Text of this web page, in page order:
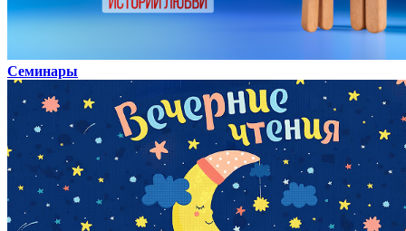
Семинары